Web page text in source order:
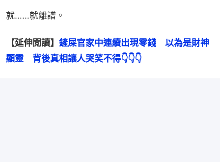
就……就離譜。
【延伸閲讀】 鏟屎官家中連續出現零錢　以為是財神
顯靈　背後真相讓人哭笑不得👇👇👇